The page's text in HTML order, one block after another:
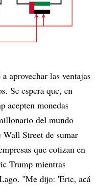
aprovechar las ventajas
Se espera que, en
acepten monedas
del mundo
Street de sumar
que cotizan en
Trump mientras
"Me dijo: 'Eric, acá